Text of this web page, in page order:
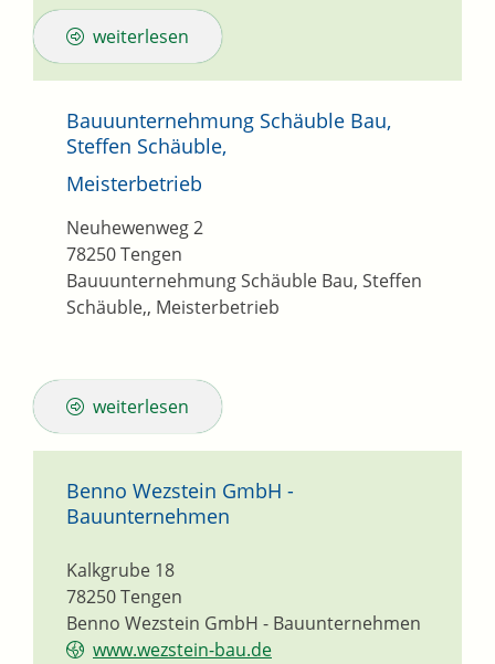
weiterlesen
Bauuunternehmung Schäuble Bau,
Steffen Schäuble,
Meisterbetrieb
Bauuunternehmung Schäuble Bau, Steffen
Schäuble,, Meisterbetrieb
Neuhewenweg 2
78250Tengen
weiterlesen
Benno Wezstein GmbH -
Bauunternehmen
Benno Wezstein GmbH - Bauunternehmen
Kalkgrube 18
78250Tengen
www.wezstein-bau.de